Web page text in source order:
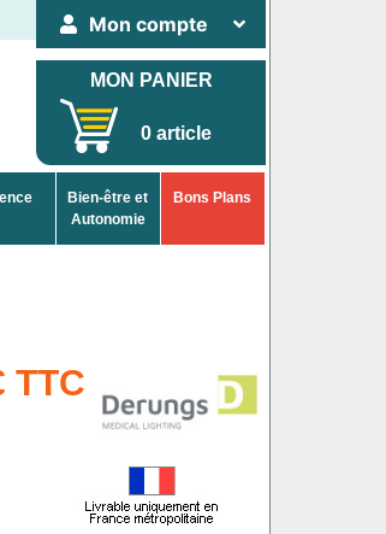
Mon compte
MON PANIER
0 article
Bien-être et
Autonomie
Bons Plans
TTC